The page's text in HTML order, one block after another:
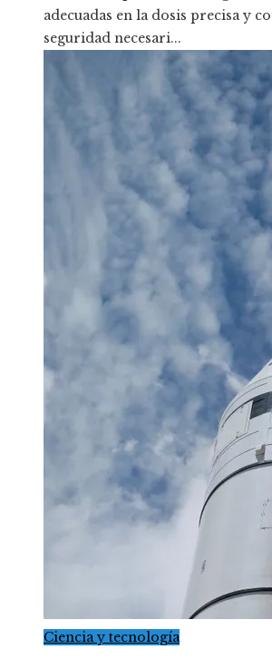
adecuadas en la dosis precisa y
seguridad necesari...
Ciencia y tecnología